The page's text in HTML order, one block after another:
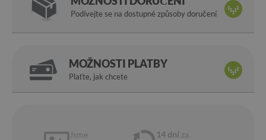
Podívejte se na dostupné způsoby doručení
MOŽNOSTI PLATBY
Plaťte, jak chcete
Jsme
14 dní za